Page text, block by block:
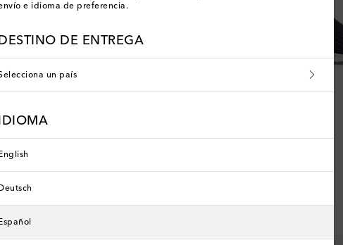
Kids
€ 416
price
20% de descuento
e idioma de preferencia.
DESTINO DE ENTREGA
un país
IDIOMA
English
Deutsch
Español